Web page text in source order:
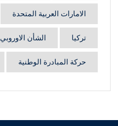
الامارات العربية المتحدة
تركيا الشأن الاوروبي
حركة المبادرة الوطنية